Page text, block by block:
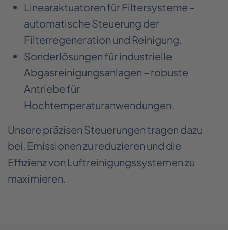
Linearaktuatoren für Filtersysteme –
automatische Steuerung der
Filterregeneration und Reinigung.
Sonderlösungen für industrielle
Abgasreinigungsanlagen – robuste
Antriebe für
Hochtemperaturanwendungen.
Unsere präzisen Steuerungen tragen dazu
bei, Emissionen zu reduzieren und die
Effizienz von Luftreinigungssystemen zu
maximieren.